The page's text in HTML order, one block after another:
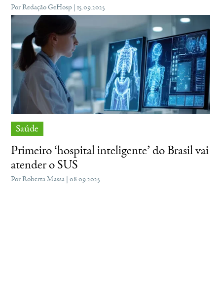
Por Redação GeHosp | 15.09.2025
Saúde
Primeiro ‘hospital inteligente’ do Brasil vai
atender o SUS
Por Roberta Massa | 08.09.2025